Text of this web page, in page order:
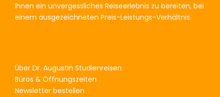
Ihnen ein unvergessliches Reiseerlebnis zu bereiten, bei
einem ausgezeichneten Preis-Leistungs-Verhältnis.
Über Dr. Augustin Studienreisen
Büros & Öffnungszeiten
Newsletter bestellen